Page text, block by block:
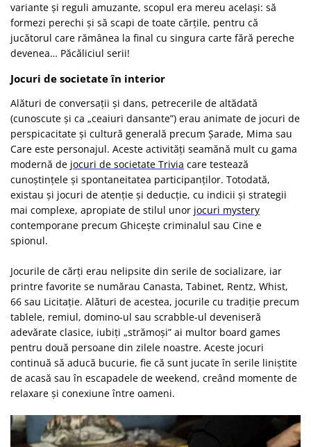
variante și reguli amuzante, scopul era mereu același: să
formezi perechi și să scapi de toate cărțile, pentru că
jucătorul care rămânea la final cu singura carte fără pereche
devenea… Păcăliciul serii!
Jocuri de societate în interior
Alături de conversații și dans, petrecerile de altădată
(cunoscute și ca „ceaiuri dansante”) erau animate de jocuri de
perspicacitate și cultură generală precum Șarade, Mima sau
Care este personajul. Aceste activități seamănă mult cu gama
modernă de jocuri de societate Trivia care testează
cunoștințele și spontaneitatea participanților. Totodată,
existau și jocuri de atenție și deducție, cu indicii și strategii
mai complexe, apropiate de stilul unor jocuri mystery
contemporane precum Ghicește criminalul sau Cine e
spionul.
Jocurile de cărți erau nelipsite din serile de socializare, iar
printre favorite se numărau Canasta, Tabinet, Rentz, Whist,
66 sau Licitație. Alături de acestea, jocurile cu tradiție precum
tablele, remiul, domino-ul sau scrabble-ul deveniseră
adevărate clasice, iubiți „strămoși” ai multor board games
pentru două persoane din zilele noastre. Aceste jocuri
continuă să aducă bucurie, fie că sunt jucate în serile liniștite
de acasă sau în escapadele de weekend, creând momente de
relaxare și conexiune între oameni.